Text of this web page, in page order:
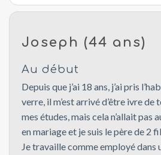
Joseph (44 ans)
Au début
Depuis que j’ai 18 ans, j’ai pris
verre, il m’est arrivé d’être ivre de
mes études, mais cela n’allait pas
en mariage et je suis le père de 2
Je travaille comme employé dans